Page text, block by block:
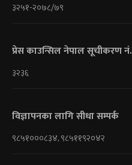
३२५१-२०७८/७९
प्रेस काउन्सिल नेपाल सूचीकरण नं.
३२३६
विज्ञापनका लागि सीधा सम्पर्क
९८५१०००८३४, ९८५११९२०४२